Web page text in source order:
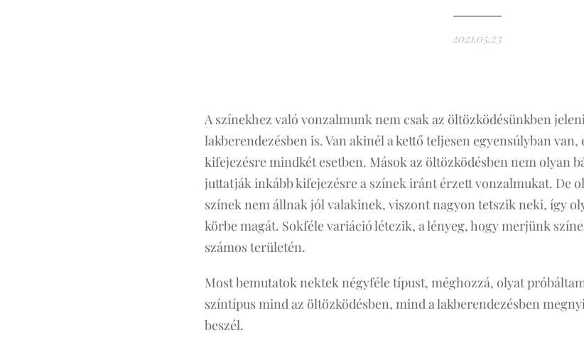
2021.05.23
A színekhez való vonzalmunk nem csak az öltözködésünkben
lakberendezésben is. Van akinél a kettő teljesen egyensúlyban van,
kifejezésre mindkét esetben. Mások az öltözködésben nem olyan
juttatják inkább kifejezésre a színek iránt érzett vonzalmukat. De
színek nem állnak jól valakinek, viszont nagyon tetszik neki, így
körbe magát. Sokféle variáció létezik, a lényeg, hogy merjünk
számos területén.
Most bemutatok nektek négyféle típust, méghozzá, olyat
színtípus mind az öltözködésben, mind a lakberendezésben
beszél.